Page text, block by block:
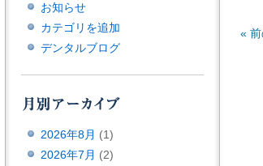
«
お知らせ
カテゴリを追加
デンタルブログ
2026年8月 (1)
2026年7月 (2)